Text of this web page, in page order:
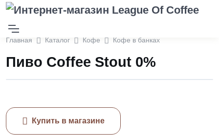
Главная Каталог Кофе Кофе в банках
Пиво Coffee Stout 0%
Купить в магазине